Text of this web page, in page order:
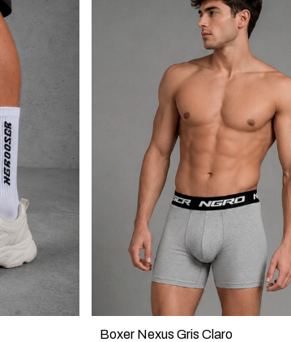
Boxer Nexus Gris Claro